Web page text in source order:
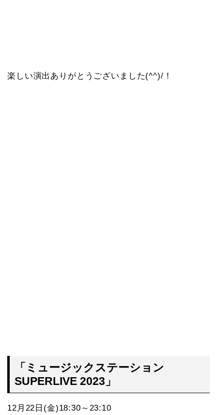
楽しい演出ありがとうございました(^^)/！
「ミュージックステーション
SUPERLIVE 2023」
12月22日(金)18:30～23:10